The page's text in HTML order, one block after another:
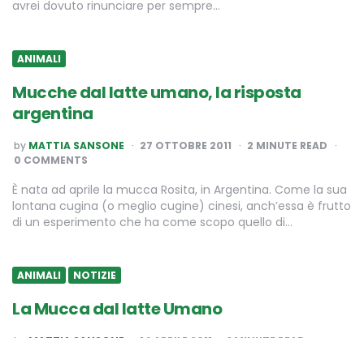
avrei dovuto rinunciare per sempre…
ANIMALI
Mucche dal latte umano, la risposta
argentina
POSTED
BY
by MATTIA SANSONE 27 OTTOBRE 2011 2 MINUTE READ
0 COMMENTS
È nata ad aprile la mucca Rosita, in Argentina. Come la sua
lontana cugina (o meglio cugine) cinesi, anch’essa è frutto
di un esperimento che ha come scopo quello di…
ANIMALI NOTIZIE
La Mucca dal latte Umano